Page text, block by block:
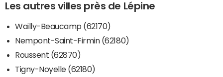
Les autres villes près de Lépine
Wailly-Beaucamp (62170)
Nempont-Saint-Firmin (62180)
Roussent (62870)
Tigny-Noyelle (62180)